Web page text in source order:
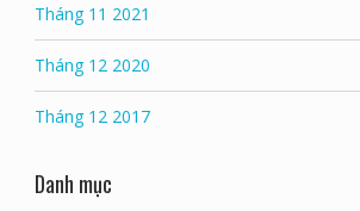
Tháng 11 2021
Tháng 12 2020
Tháng 12 2017
Danh mục